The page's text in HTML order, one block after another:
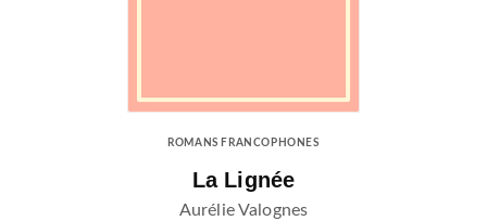
ROMANS FRANCOPHONES
La Lignée
Aurélie Valognes